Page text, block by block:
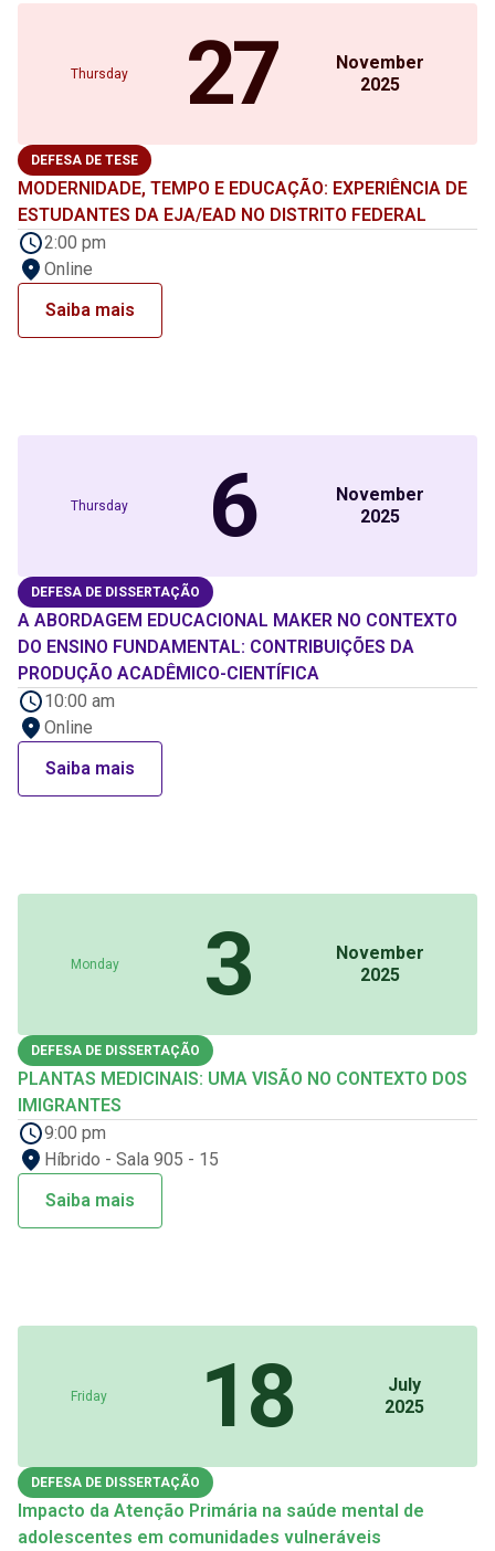
Thursday 27
November
2025
DEFESA DE TESE
MODERNIDADE, TEMPO E EDUCAÇÃO: EXPERIÊNCIA DE
ESTUDANTES DA EJA/EAD NO DISTRITO FEDERAL
2:00 pm
Online
Saiba mais
Thursday 6
November
2025
DEFESA DE DISSERTAÇÃO
A ABORDAGEM EDUCACIONAL MAKER NO CONTEXTO
DO ENSINO FUNDAMENTAL: CONTRIBUIÇÕES DA
PRODUÇÃO ACADÊMICO-CIENTÍFICA
10:00 am
Online
Saiba mais
Monday 3
November
2025
DEFESA DE DISSERTAÇÃO
PLANTAS MEDICINAIS: UMA VISÃO NO CONTEXTO DOS
IMIGRANTES
9:00 pm
Híbrido - Sala 905 - 15
Saiba mais
Friday 18
July
2025
DEFESA DE DISSERTAÇÃO
Impacto da Atenção Primária na saúde mental de
adolescentes em comunidades vulneráveis